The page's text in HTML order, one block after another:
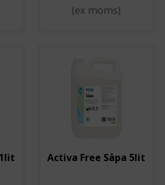
(ex moms)
Activa Free Såpa 5lit